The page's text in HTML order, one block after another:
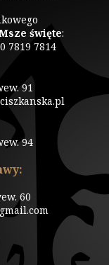
święte:
7819 7814
91
94
60